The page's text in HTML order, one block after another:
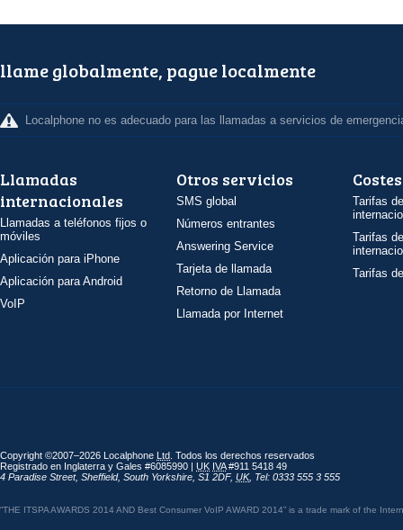
llame globalmente, pague localmente
Localphone no es adecuado para las llamadas a servicios de
Llamadas
internacionales
Llamadas a teléfonos fijos o
móviles
Aplicación para iPhone
Aplicación para Android
VoIP
Otros servicios
SMS global
Números entrantes
Answering Service
Tarjeta de llamada
Retorno de Llamada
Llamada por Internet
Costes
Tarifas
Tarifas
Tarifas
Copyright ©2007–2026 Localphone Ltd . Todos los derechos reservados
Registrado en Inglaterra y Gales #6085990 | UK IVA#911 5418 49
4 Paradise Street, Sheffield, South Yorkshire S1 2DF, UK, Tel: 0333 555 3 555
“THE ITSPA AWARDS 2014 AND Best Consumer VoIP AWARD 2014” is a trade mark of the